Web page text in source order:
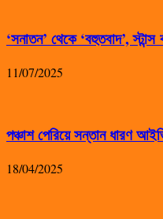
‘সনাতন’ থেকে ‘বহুতবাদ’,
11/07/2025
পঞ্চাশ পেরিয়ে সন্তান ধারণ
18/04/2025